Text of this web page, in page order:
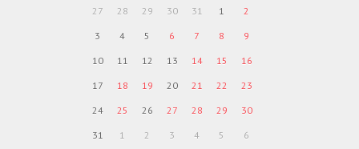
27 28 29 30 31 1 2
3 4 5 6 7 8 9
10 11 12 13 14 15 16
17 18 19 20 21 22 23
24 25 26 27 28 29 30
31 1 2 3 4 5 6